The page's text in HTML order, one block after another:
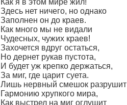
Как я в этом мире жил!
Здесь нет ничего, но однако
Заполнен он до краев.
Как много мы не видали
Чудесных, чужих краев!
Захочется вдруг остаться,
Но дернет рукав пустота,
И будет уж крепко держаться,
За миг, где царит суета.
Лишь нервный смешок разрушит
Гармонию хрупкого мира,
Как выстрел на миг оглушит